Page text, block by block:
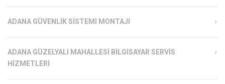
ADANA GÜVENLIK SISTEMI MONTAJI
ADANA GÜZELYALI MAHALLESI BILGISAYAR SERVIS
HIZMETLERI